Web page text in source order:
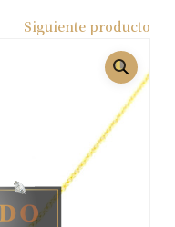
Siguiente producto